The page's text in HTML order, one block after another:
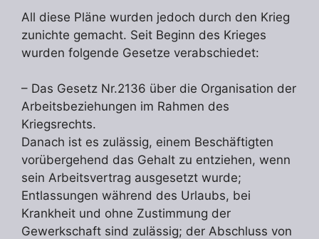
All diese Pläne wurden jedoch durch den Krieg
zunichte gemacht. Seit Beginn des Krieges
wurden folgende Gesetze verabschiedet:
– Das Gesetz Nr.2136 über die Organisation der
Arbeitsbeziehungen im Rahmen des
Kriegsrechts.
Danach ist es zulässig, einem Beschäftigten
vorübergehend das Gehalt zu entziehen, wenn
sein Arbeitsvertrag ausgesetzt wurde;
Entlassungen während des Urlaubs, bei
Krankheit und ohne Zustimmung der
Gewerkschaft sind zulässig; der Abschluss von